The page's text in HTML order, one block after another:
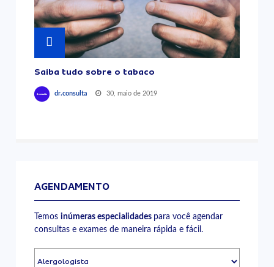
Saiba tudo sobre o tabaco
dr.consulta 30, maio de 2019
AGENDAMENTO
Temosinúmeras especialidades para você agendar
consultas e exames de maneira rápida e fácil.